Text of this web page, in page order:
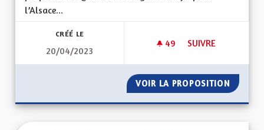
l’Alsace...
CRÉÉ LE
20/04/2023
49 49 ABONNÉS
SUIVRE
VOIR LA PROPOSITION J'A